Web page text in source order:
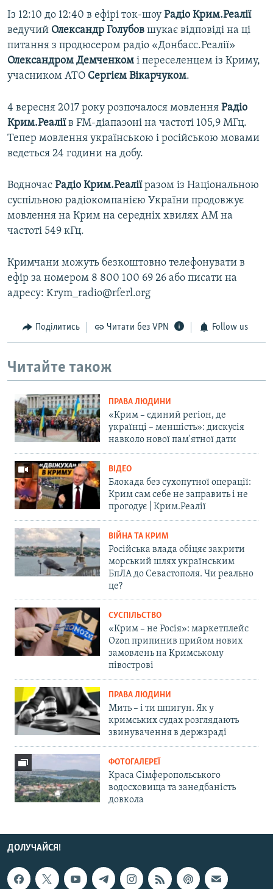
Із 12:10 до 12:40 в ефірі ток-шоу Радіо Крим.Реалії
ведучий Олександр Голубов шукає відповіді на ці
питання з продюсером радіо «Донбасс.Реалії»
Олександром Демченком і переселенцем із Криму,
учасником АТО Сергієм Вікарчуком.
4 вересня 2017 року розпочалося мовлення Радіо
Крим.Реаліїв FM-діапазоні на частоті 105,9 МГц.
Тепер мовлення українською і російською мовами
ведеться 24 години на добу.
Водночас Радіо Крим.Реаліїразом із Національною
суспільною радіокомпанією України продовжує
мовлення на Крим на середніх хвилях АМ на
частоті 549 кГц.
Кримчани можуть безкоштовно телефонувати в
ефір за номером 8 800 100 69 26 або писати на
адресу: Krym_radio@rferl.org
Поділитись Читати без VPN Follow us
Читайте також
ПРАВА ЛЮДИНИ
«Крим – єдиний регіон, де
українці – меншість»: дискусія
навколо нової пам'ятної дати
ВІДЕО
Блокада без сухопутної операції:
Крим сам себе не заправить і не
прогодує | Крим.Реалії
ВІЙНА ТА КРИМ
Російська влада обіцяє закрити
морський шлях українським
БпЛА до Севастополя. Чи реально
це?
СУСПІЛЬСТВО
«Крим – не Росія»: маркетплейс
Ozon припинив прийом нових
замовлень на Кримському
півострові
ПРАВА ЛЮДИНИ
Мить – і ти шпигун. Як у
кримських судах розглядають
звинувачення в держзраді
ФОТОГАЛЕРЕЇ
Краса Сімферопольського
водосховища та занедбаність
довкола
ДОЛУЧАЙСЯ!